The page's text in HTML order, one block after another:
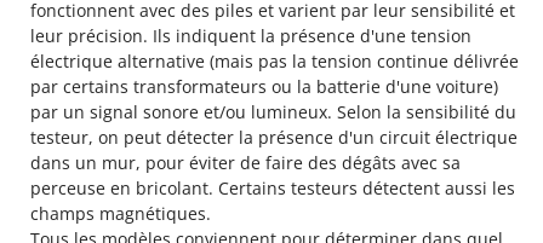
fonctionnent avec des piles et varient par leur sensibilité et
leur précision. Ils indiquent la présence d'une tension
électrique alternative (mais pas la tension continue délivrée
par certains transformateurs ou la batterie d'une voiture)
par un signal sonore et/ou lumineux. Selon la sensibilité du
testeur, on peut détecter la présence d'un circuit électrique
dans un mur, pour éviter de faire des dégâts avec sa
perceuse en bricolant. Certains testeurs détectent aussi les
champs magnétiques.